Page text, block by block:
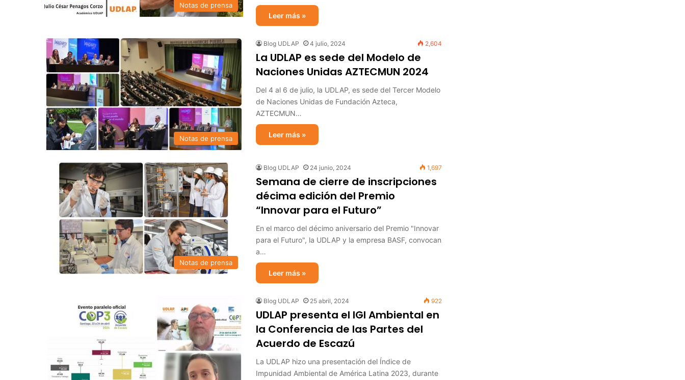
Notas de prensa
Leer más »
Notas de prensa
Blog UDLAP 4 julio, 2024 2,604
La UDLAP es sede del Modelo de
Naciones Unidas AZTECMUN 2024
Del 4 al 6 de julio, la UDLAP, es sede del Tercer Modelo
de Naciones Unidas de Fundación Azteca,
AZTECMUN…
Leer más »
Notas de prensa
Blog UDLAP 24 junio, 2024 1,697
Semana de cierre de inscripciones
décima edición del Premio
“Innovar para el Futuro”
En el marco del décimo aniversario del Premio "Innovar
para el Futuro", la UDLAP y la empresa BASF, convocan
a…
Leer más »
Blog UDLAP 25 abril, 2024 922
UDLAP presenta el IGI Ambiental en
la Conferencia de las Partes del
Acuerdo de Escazú
La UDLAP hizo una presentación del Índice de
Impunidad Ambiental de América Latina 2023, durante